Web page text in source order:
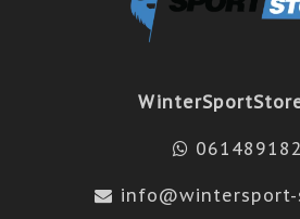
info@wintersport-